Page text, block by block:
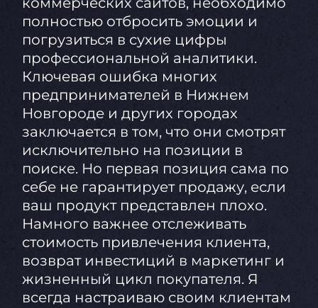
полностью отбросить эмоции и
погрузиться в сухие цифры
профессиональной аналитики.
Ключевая ошибка многих
предпринимателей в Нижнем
Новгороде и других городах
заключается в том, что они смотрят
исключительно на позиции в
поиске. Но первая позиция сама по
себе не гарантирует продажу, если
ваш продукт представлен плохо.
Намного важнее отслеживать
стоимость привлечения клиента,
возврат инвестиций в маркетинг и
жизненный цикл покупателя. Я
всегда настраиваю своим клиентам